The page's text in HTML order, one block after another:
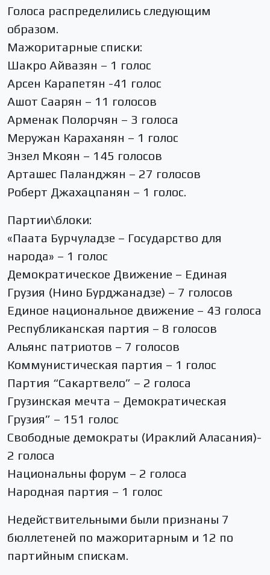
Голоса распределились следующим
образом.
Мажоритарные списки:
Шакро Айвазян – 1 голос
Арсен Карапетян -41 голос
Ашот Саарян – 11 голосов
Арменак Полорчян – 3 голоса
Меружан Караханян – 1 голос
Энзел Мкоян – 145 голосов
Арташес Паланджян – 27 голосов
Роберт Джахацпанян – 1 голос.
Партии\блоки:
«Паата Бурчуладзе – Государство для
народа» – 1 голос
Демократическое Движение – Единая
Грузия (Нино Бурджанадзе) – 7 голосов
Единое национальное движение – 43 голоса
Республиканская партия – 8 голосов
Альянс патриотов – 7 голосов
Коммунистическая партия – 1 голос
Партия “Сакартвело” – 2 голоса
Грузинская мечта – Демократическая
Грузия” – 151 голос
Свободные демократы (Ираклий Аласания)-
2 голоса
Национальны форум – 2 голоса
Народная партия – 1 голос
Недействительными были признаны 7
бюллетеней по мажоритарным и 12 по
партийным спискам.